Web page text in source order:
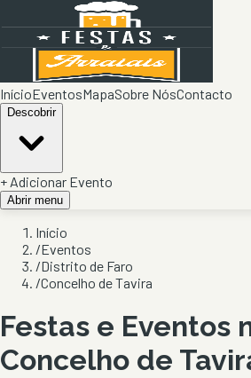
InícioEventosMapaSobre NósContacto
Descobrir
+ Adicionar Evento
Abrir menu
Início
/Eventos
/Distrito de Faro
/Concelho de Tavira
Festas e Eventos
Concelho de